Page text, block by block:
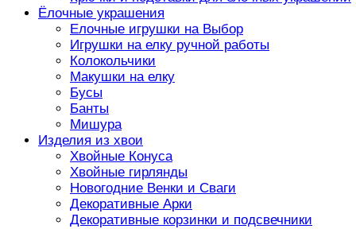
Ёлочные украшения
Елочные игрушки на Выбор
Игрушки на елку ручной работы
Колокольчики
Макушки на елку
Бусы
Банты
Мишура
Изделия из хвои
Хвойные Конуса
Хвойные гирлянды
Новогодние Венки и Сваги
Декоративные Арки
Декоративные корзинки и подсвечники